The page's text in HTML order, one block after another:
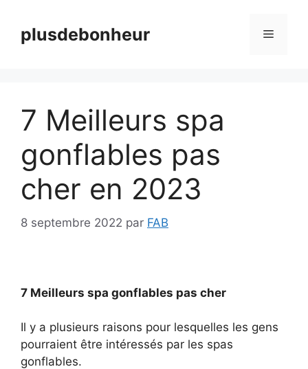
contenuplusdebonheur Menu
7 Meilleurs spa
gonflables pas
cher en 2023
8 septembre 2022 par FAB
7 Meilleurs spa gonflables pas cher
Il y a plusieurs raisons pour lesquelles les gens
pourraient être intéressés par les spas
gonflables.